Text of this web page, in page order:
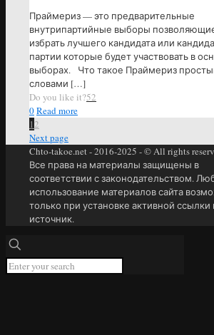
Праймериз — это предварительные
внутрипартийные выборы
избрать лучшего кандидата или
партии которые будет участвовать в
выборах. Что такое Праймериз
словами […]
Do you like it?52
0Read more
12
Next page
Chto-takoe.net - 2016-2025 - © All rights
Все права на материалы защищены в
соответствии с законодательством.
использование материалов сайта
только при установке активной ссылки
источник.